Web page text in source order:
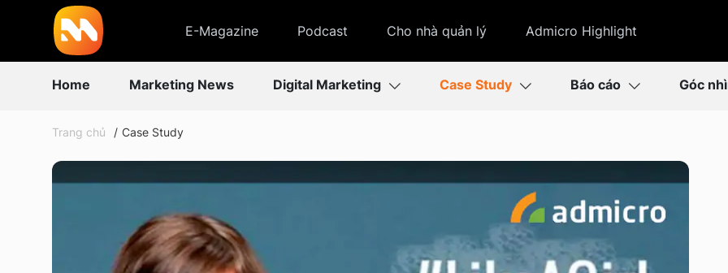
E-Magazine Podcast Cho nhà quản lý Admicro Highlight
Home Marketing News Digital Marketing Case Study Báo cáo Góc
Trang chủ Case Study